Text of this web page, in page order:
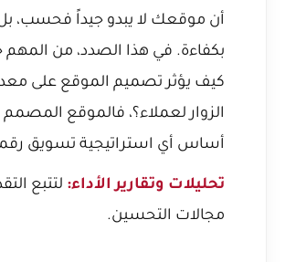
أن موقعك لا يبدو جيداً فحسب،
بكفاءة. في هذا الصدد، من المهم
كيف يؤثر تصميم الموقع على
الزوار لعملاء؟، فالموقع المصمم
أساس أي استراتيجية تسويق
تحليلات وتقارير الأداء: لتتبع
مجالات التحسين.